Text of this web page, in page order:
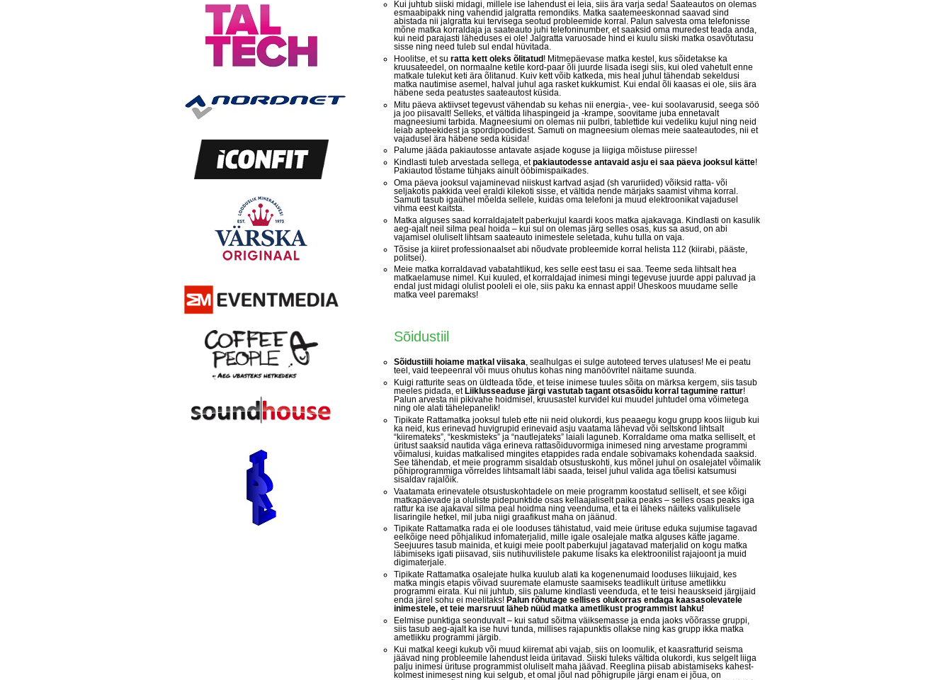
Kui juhtub siiski midagi, millele ise lahendust ei leia, siis ära varja seda! Saateautos on olemas
esmaabipakk ning vahendid jalgratta remondiks. Matka saatemeeskonnad saavad sind
abistada nii jalgratta kui tervisega seotud probleemide korral. Palun salvesta oma telefonisse
mõne matka korraldaja ja saateauto juhi telefoninumber, et saaksid oma muredest teada anda,
kui neid parajasti läheduses ei ole! Jalgratta varuosade hind ei kuulu siiski matka osavõtutasu
sisse ning need tuleb sul endal hüvitada.
Hoolitse, et su ratta kett oleks õlitatud! Mitmepäevase matka kestel, kus sõidetakse ka
kruusateedel, on normaalne ketile kord-paar õli juurde lisada isegi siis, kui oled vahetult enne
matkale tulekut keti ära õlitanud. Kuiv kett võib katkeda, mis heal juhul tähendab sekeldusi
matka nautimise asemel, halval juhul aga rasket kukkumist. Kui endal õli kaasas ei ole, siis ära
häbene seda peatustes saateautost küsida.
Mitu päeva aktiivset tegevust vähendab su kehas nii energia-, vee- kui soolavarusid, seega söö
ja joo piisavalt! Selleks, et vältida lihaspingeid ja -krampe, soovitame juba ennetavalt
magneesiumi tarbida. Magneesiumi on olemas nii pulbri, tablettide kui vedeliku kujul ning neid
leiab apteekidest ja spordipoodidest. Samuti on magneesium olemas meie saateautodes, nii et
vajadusel ära häbene seda küsida!
Palume jääda pakiautosse antavate asjade koguse ja liigiga mõistuse piiresse!
Kindlasti tuleb arvestada sellega, etpakiautodesse antavaid asju ei saa päeva jooksul kätte!
Pakiautod tõstame tühjaks ainult ööbimispaikades.
Oma päeva jooksul vajaminevad niiskust kartvad asjad (sh varuriided) võiksid ratta- või
seljakotis pakkida veel eraldi kilekoti sisse, et vältida nende märjaks saamist vihma korral.
Samuti tasub igaühel mõelda sellele, kuidas oma telefoni ja muud elektroonikat vajadusel
vihma eest kaitsta.
Matka alguses saad korraldajatelt paberkujul kaardi koos matka ajakavaga. Kindlasti on kasulik
aeg-ajalt neil silma peal hoida – kui sul on olemas järg selles osas, kus sa asud, on abi
vajamisel oluliselt lihtsam saateauto inimestele seletada, kuhu tulla on vaja.
Tõsise ja kiiret professionaalset abi nõudvate probleemide korral helista 112 (kiirabi, pääste,
politsei).
Meie matka korraldavad vabatahtlikud, kes selle eest tasu ei saa. Teeme seda lihtsalt hea
matkaelamuse nimel. Kui kuuled, et korraldajad inimesi mingi tegevuse juurde appi paluvad ja
endal just midagi olulist pooleli ei ole, siis paku ka ennast appi! Üheskoos muudame selle
matka veel paremaks!
Sõidustiil
Sõidustiili hoiame matkal viisaka, sealhulgas ei sulge autoteed terves ulatuses! Me ei peatu
teel, vaid teepeenral või muus ohutus kohas ning manöövritel näitame suunda.
Kuigi ratturite seas on üldteada tõde, et teise inimese tuules sõita on märksa kergem, siis tasub
meeles pidada, et Liiklusseaduse järgi vastutab tagant otsasõidu korral tagumine rattur!
Palun arvesta nii pikivahe hoidmisel, kruusastel kurvidel kui muudel juhtudel oma võimetega
ning ole alati tähelepanelik!
Tipikate Rattamatka jooksul tuleb ette nii neid olukordi, kus peaaegu kogu grupp koos liigub kui
ka neid, kus erinevad huvigrupid erinevaid asju vaatama lähevad või seltskond lihtsalt
“kiiremateks”, “keskmisteks” ja “nautlejateks” laiali laguneb. Korraldame oma matka selliselt, et
üritust saaksid nautida väga erineva rattasõiduvormiga inimesed ning arvestame programmi
võimalusi, kuidas matkalised mingites etappides rada endale sobivamaks kohendada saaksid.
See tähendab, et meie programm sisaldab otsustuskohti, kus mõnel juhul on osalejatel võimalik
põhiprogrammiga võrreldes lihtsamalt läbi saada, teisel juhul valida aga tõelisi katsumusi
sisaldav rajalõik.
Vaatamata erinevatele otsustuskohtadele on meie programm koostatud selliselt, et see kõigi
matkapäevade ja oluliste pidepunktide osas kellaajaliselt paika peaks – selles osas peaks iga
rattur ka ise ajakaval silma peal hoidma ning veenduma, et ta ei läheks näiteks valikulisele
lisaringile hetkel, mil juba niigi graafikust maha on jäänud.
Tipikate Rattamatka rada ei ole looduses tähistatud, vaid meie ürituse eduka sujumise tagavad
eelkõige need põhjalikud infomaterjalid, mille igale osalejale matka alguses kätte jagame.
Seejuures tasub mainida, et kuigi meie poolt paberkujul jagatavad materjalid on kogu matka
läbimiseks igati piisavad, siis nutihuvilistele pakume lisaks ka elektroonilist rajajoont ja muid
digimaterjale.
Tipikate Rattamatka osalejate hulka kuulub alati ka kogenenumaid looduses liikujaid, kes
matka mingis etapis võivad suuremate elamuste saamiseks teadlikult ürituse ametlikku
programmi eirata. Kui nii juhtub, siis palume kindlasti veenduda, et te teisi heauskseid järgijaid
enda järel sohu ei meelitaks! Palun rõhutage sellises olukorras endaga kaasasolevatele
inimestele, et teie marsruut läheb nüüd matka ametlikust programmist lahku!
Eelmise punktiga seonduvalt – kui satud sõitma väiksemasse ja enda jaoks võõrasse gruppi,
siis tasub aeg-ajalt ka ise huvi tunda, millises rajapunktis ollakse ning kas grupp ikka matka
ametlikku programmi järgib.
Kui matkal keegi kukub või muud kiiremat abi vajab, siis on loomulik, et kaasratturid seisma
jäävad ning probleemile lahendust leida üritavad. Siiski tuleks vältida olukordi, kus selgelt liiga
palju inimesi ürituse programmist oluliselt maha jäävad. Reeglina piisab abistamiseks kahest-
kolmest inimesest ning kui selgub, et omal jõul nad põhigrupile järgi enam ei jõua, on